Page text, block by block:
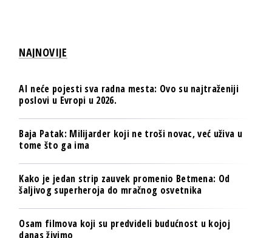
NAJNOVIJE
AI neće pojesti sva radna mesta: Ovo su najtraženiji
poslovi u Evropi u 2026.
Baja Patak: Milijarder koji ne troši novac, već uživa u
tome što ga ima
Kako je jedan strip zauvek promenio Betmena: Od
šaljivog superheroja do mračnog osvetnika
Osam filmova koji su predvideli budućnost u kojoj
danas živimo